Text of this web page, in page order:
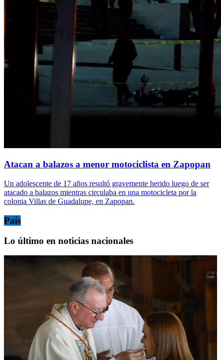
Atacan a balazos a menor motociclista en Zapopan
Un adolescente de 17 años resultó gravemente herido luego de ser
atacado a balazos mientras circulaba en una motocicleta por la
colonia Villas de Guadalupe, en Zapopan.
País
Lo último en noticias nacionales